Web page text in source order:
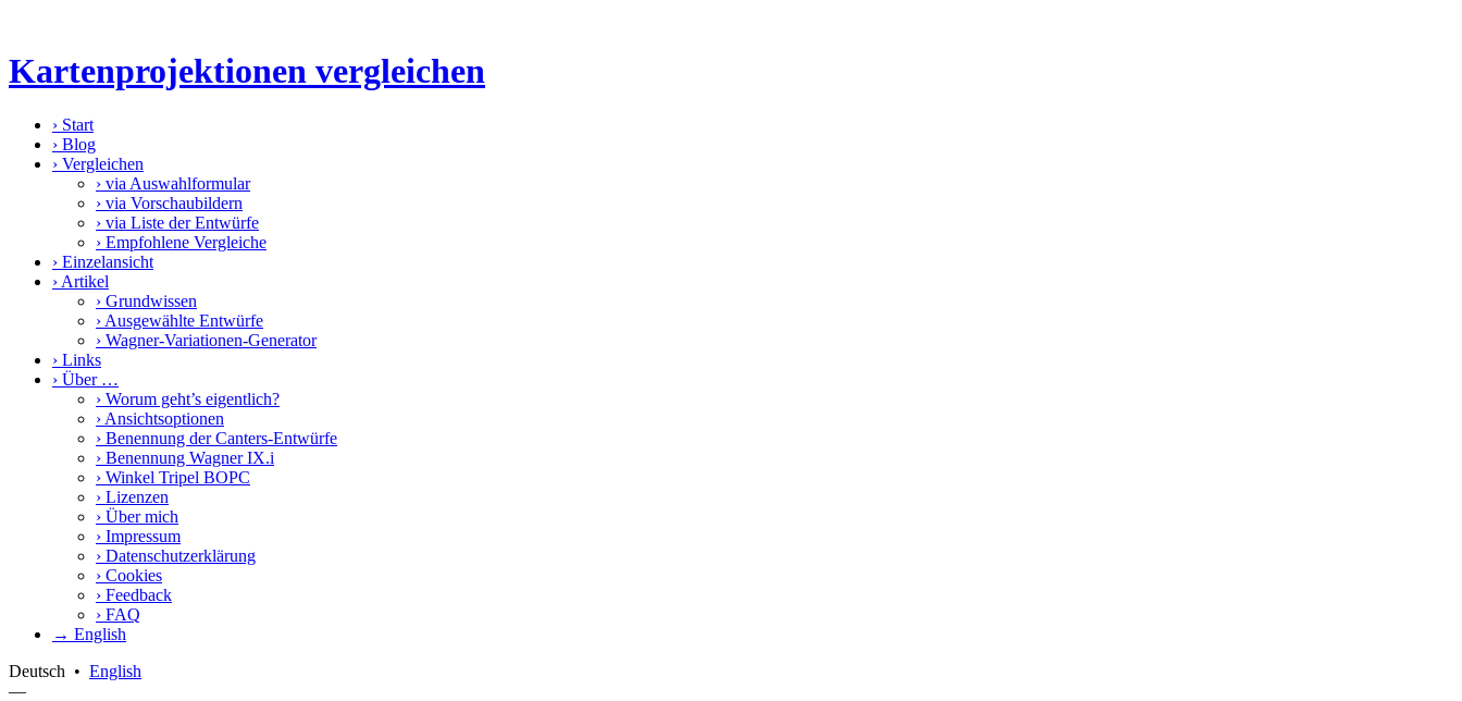
Kartenprojektionen vergleichen
› Start
› Blog
› Vergleichen
› via Auswahlformular
› via Vorschaubildern
› via Liste der Entwürfe
› Empfohlene Vergleiche
› Einzelansicht
› Artikel
› Grundwissen
› Ausgewählte Entwürfe
› Wagner-Variationen-Generator
› Links
› Über …
› Worum geht’s eigentlich?
› Ansichtsoptionen
› Benennung der Canters-Entwürfe
› Benennung Wagner IX.i
› Winkel Tripel BOPC
› Lizenzen
› Über mich
› Impressum
› Datenschutzerklärung
› Cookies
› Feedback
› FAQ
→ English
Deutsch • English
—